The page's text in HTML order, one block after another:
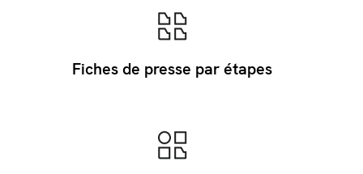
Fiches de presse par étapes